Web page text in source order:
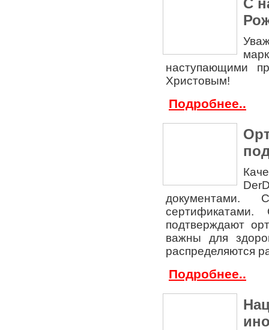
С
наступающими
Христовым!
Подробнее..
документами.
подтверждают
важны для
распределяются
Подробнее..